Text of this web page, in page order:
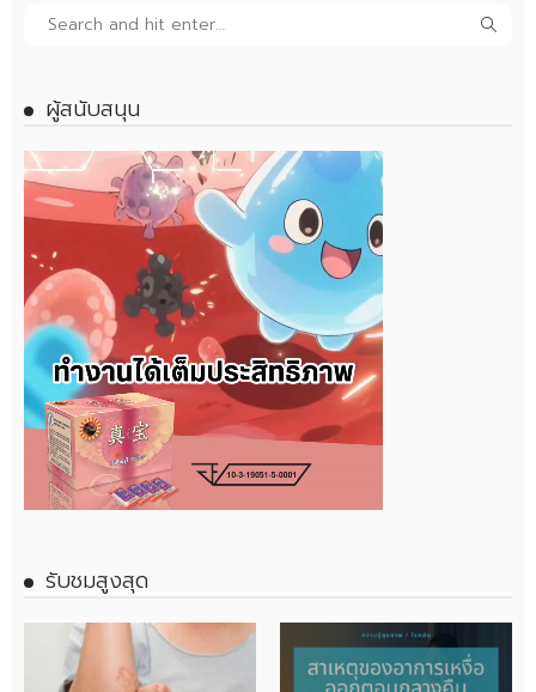
ผู้สนับสนุน
รับชมสูงสุด